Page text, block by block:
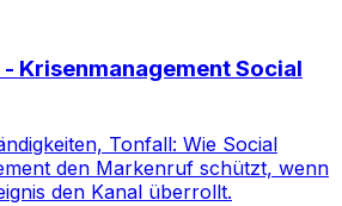
Krisenmanagement Social
Tonfall: Wie Social
den Markenruf schützt, wenn
den Kanal überrollt.